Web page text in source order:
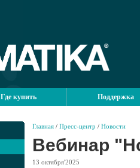
Где купить Поддержка
Главная / Пресс-центр / Новости
Вебинар
13 октября'2025